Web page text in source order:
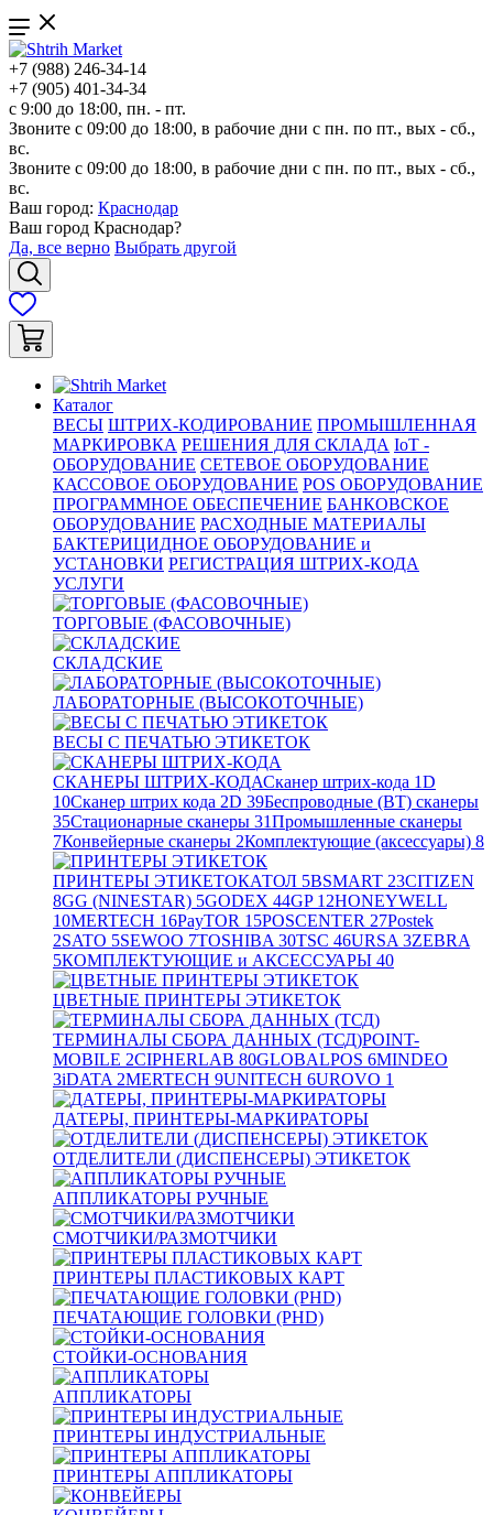
+7 (988) 246-34-14
+7 (905) 401-34-34
с 9:00 до 18:00, пн. - пт.
Звоните с 09:00 до 18:00, в рабочие дни с пн. по пт., вых - сб.,
вс.
Звоните с 09:00 до 18:00, в рабочие дни с пн. по пт., вых - сб.,
вс.
Ваш город: Краснодар
Ваш город Краснодар?
Да, все верно Выбрать другой
Каталог
ВЕСЫ ШТРИХ-КОДИРОВАНИЕ ПРОМЫШЛЕННАЯ
МАРКИРОВКА РЕШЕНИЯ ДЛЯ СКЛАДА IoT -
ОБОРУДОВАНИЕ СЕТЕВОЕ ОБОРУДОВАНИЕ
КАССОВОЕ ОБОРУДОВАНИЕ POS ОБОРУДОВАНИЕ
ПРОГРАММНОЕ ОБЕСПЕЧЕНИЕ БАНКОВСКОЕ
ОБОРУДОВАНИЕ РАСХОДНЫЕ МАТЕРИАЛЫ
БАКТЕРИЦИДНОЕ ОБОРУДОВАНИЕ и
УСТАНОВКИ РЕГИСТРАЦИЯ ШТРИХ-КОДА
УСЛУГИ
ТОРГОВЫЕ (ФАСОВОЧНЫЕ)
СКЛАДСКИЕ
ЛАБОРАТОРНЫЕ (ВЫСОКОТОЧНЫЕ)
ВЕСЫ С ПЕЧАТЬЮ ЭТИКЕТОК
СКАНЕРЫ ШТРИХ-КОДАСканер штрих-кода 1D
10Сканер штрих кода 2D 39Беспроводные (BT) сканеры
35Стационарные сканеры 31Промышленные сканеры
7Конвейерные сканеры 2Комплектующие (аксессуары) 8
ПРИНТЕРЫ ЭТИКЕТОКАТОЛ 5BSMART 23CITIZEN
8GG (NINESTAR) 5GODEX 44GP12HONEYWELL
10MERTECH 16PayTOR 15POSCENTER 27Postek
2SATO 5SEWOO 7TOSHIBA 30TSC 46URSA 3ZEBRA
5КОМПЛЕКТУЮЩИЕ и АКСЕССУАРЫ 40
ЦВЕТНЫЕ ПРИНТЕРЫ ЭТИКЕТОК
ТЕРМИНАЛЫ СБОРА ДАННЫХ (ТСД)POINT-
MOBILE 2CIPHERLAB 80GLOBALPOS 6MINDEO
3iDATA 2MERTECH 9UNITECH 6UROVO 1
ДАТЕРЫ, ПРИНТЕРЫ-МАРКИРАТОРЫ
ОТДЕЛИТЕЛИ (ДИСПЕНСЕРЫ) ЭТИКЕТОК
АППЛИКАТОРЫ РУЧНЫЕ
СМОТЧИКИ/РАЗМОТЧИКИ
ПРИНТЕРЫ ПЛАСТИКОВЫХ КАРТ
ПЕЧАТАЮЩИЕ ГОЛОВКИ (PHD)
СТОЙКИ-ОСНОВАНИЯ
АППЛИКАТОРЫ
ПРИНТЕРЫ ИНДУСТРИАЛЬНЫЕ
ПРИНТЕРЫ АППЛИКАТОРЫ